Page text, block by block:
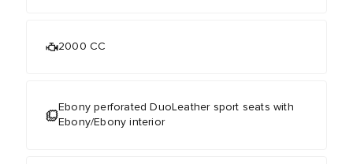
2000 CC
Ebony perforated DuoLeather sport seats with
Ebony/Ebony interior